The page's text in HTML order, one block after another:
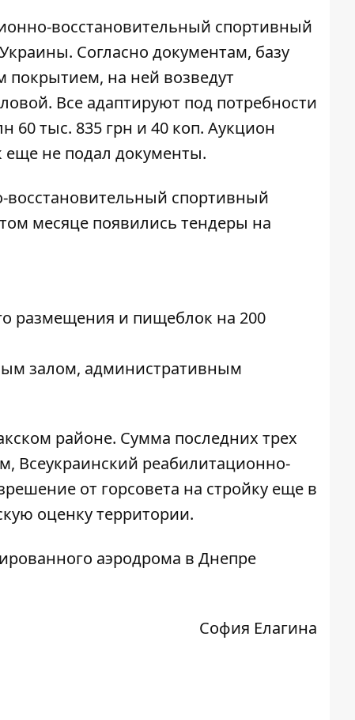
восстановительный спортивный
Согласно документам, базу
покрытием, на ней возведут
Все адаптируют под потребности
тыс. 835 грн и 40 коп. Аукцион
еще не подал документы.
спортивный
месяце появились тендеры на
размещения и пищеблок на 200
залом, административным
районе. Сумма последних трех
Всеукраинский реабилитационно-
от горсовета на стройку еще в
оценку территории.
аэродрома в Днепре
София Елагина